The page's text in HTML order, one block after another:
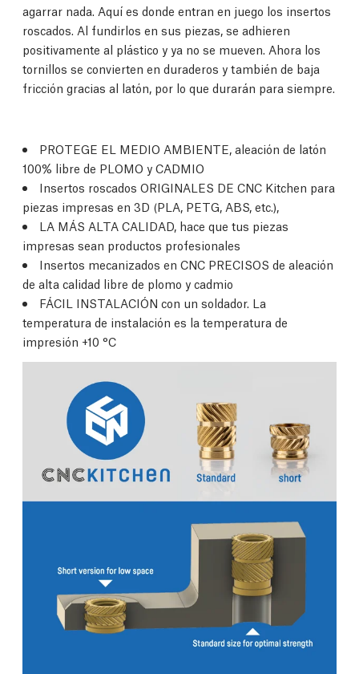
agarrar nada. Aquí es donde entran en juego los insertos
roscados. Al fundirlos en sus piezas, se adhieren
positivamente al plástico y ya no se mueven. Ahora los
tornillos se convierten en duraderos y también de baja
fricción gracias al latón, por lo que durarán para siempre.
PROTEGE EL MEDIO AMBIENTE, aleación de latón
100% libre de PLOMO y CADMIO
Insertos roscados ORIGINALES DE CNC Kitchen para
piezas impresas en 3D (PLA, PETG, ABS, etc.),
LA MÁS ALTA CALIDAD, hace que tus piezas
impresas sean productos profesionales
Insertos mecanizados en CNC PRECISOS de aleación
de alta calidad libre de plomo y cadmio
FÁCIL INSTALACIÓN con un soldador. La
temperatura de instalación es la temperatura de
impresión +10 °C